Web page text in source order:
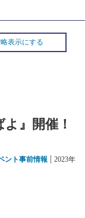
表示にする
』開催！
ント事前情報
投
2023年